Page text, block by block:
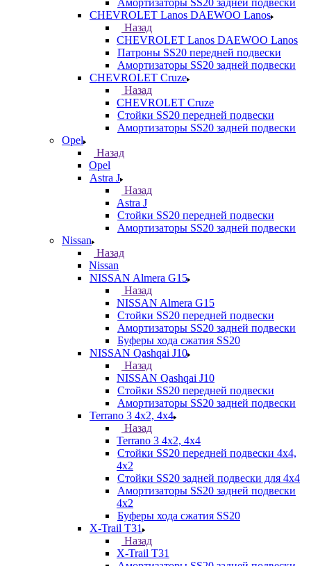
Амортизаторы SS20 задней подвески
CHEVROLET Lanos DAEWOO Lanos
Назад
CHEVROLET Lanos DAEWOO Lanos
Патроны SS20 передней подвески
Амортизаторы SS20 задней подвески
CHEVROLET Cruze
Назад
CHEVROLET Cruze
Стойки SS20 передней подвески
Амортизаторы SS20 задней подвески
Opel
Назад
Opel
Astra J
Назад
Astra J
Стойки SS20 передней подвески
Амортизаторы SS20 задней подвески
Nissan
Назад
Nissan
NISSAN Almera G15
Назад
NISSAN Almera G15
Стойки SS20 передней подвески
Амортизаторы SS20 задней подвески
Буферы хода сжатия SS20
NISSAN Qashqai J10
Назад
NISSAN Qashqai J10
Стойки SS20 передней подвески
Амортизаторы SS20 задней подвески
Terrano 3 4х2, 4х4
Назад
Terrano 3 4х2, 4х4
Стойки SS20 передней подвески 4х4,
4x2
Стойки SS20 задней подвески для 4х4
Амортизаторы SS20 задней подвески
4х2
Буферы хода сжатия SS20
X-Trail T31
Назад
X-Trail T31